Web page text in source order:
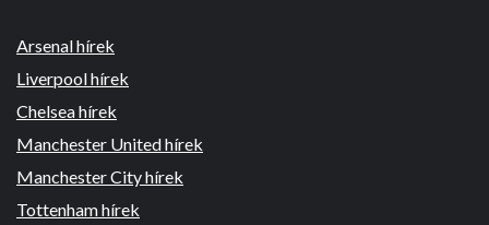
Arsenal hírek
Liverpool hírek
Chelsea hírek
Manchester United hírek
Manchester City hírek
Tottenham hírek